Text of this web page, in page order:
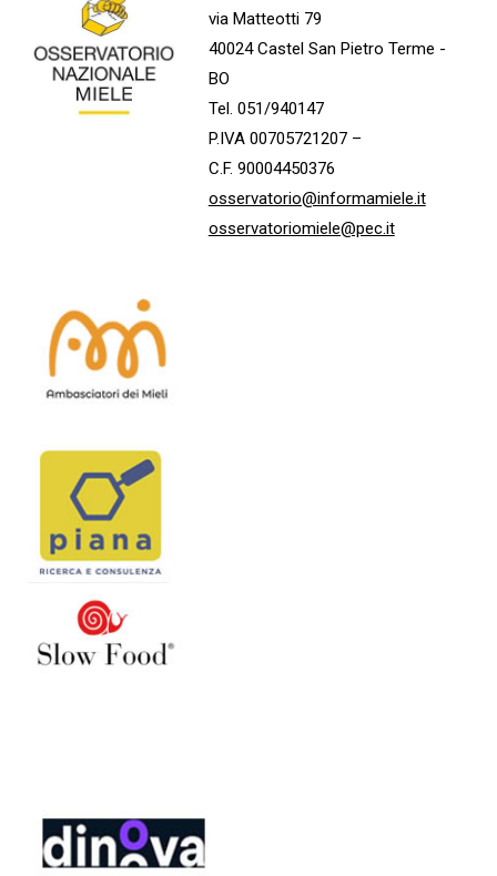
via Matteotti 79
40024 Castel San Pietro Terme -
BO
Tel. 051/940147
P.IVA 00705721207 –
C.F. 90004450376
osservatorio@informamiele.it
osservatoriomiele@pec.it